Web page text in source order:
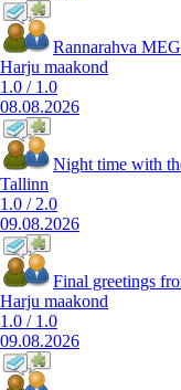
Rannarahva
Harju maakond
1.0 / 1.0
08.08.2026
Night time with
Tallinn
1.0 / 2.0
09.08.2026
Final greetings
Harju maakond
1.0 / 1.0
09.08.2026